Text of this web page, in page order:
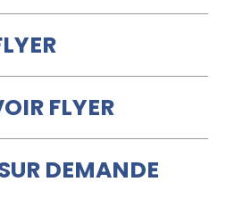
FLYER
DEMANDE